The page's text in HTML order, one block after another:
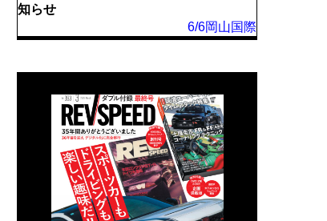
知らせ
6/6岡山国際